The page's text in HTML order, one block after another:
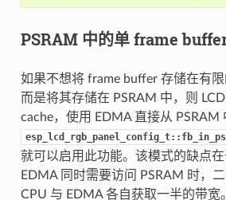
PSRAM 中的单 frame
如果不想将 frame buffer 存储在有限
而是将其存储在 PSRAM 中，则
cache，使用 EDMA 直接从 PSRAM
就可以启用此功能。该模式的缺点在
EDMA 同时需要访问 PSRAM 时，
CPU 与 EDMA 各自获取一半的带宽